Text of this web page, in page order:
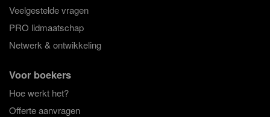
Veelgestelde vragen
PRO lidmaatschap
Netwerk & ontwikkeling
Voor boekers
Hoe werkt het?
Offerte aanvragen